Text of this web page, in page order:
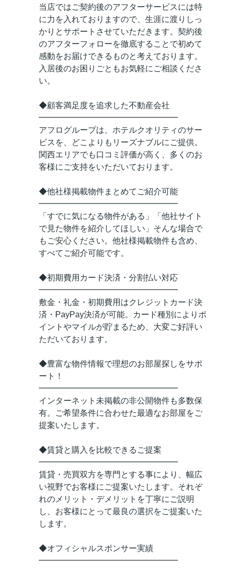
当店ではご契約後のアフターサービスには特
に力を入れておりますので、生涯に渡りしっ
かりとサポートさせていただきます。契約後
のアフターフォローを徹底することで初めて
感動をお届けできるものと考えております。
入居後のお困りごともお気軽にご相談くださ
い。
◆顧客満足度を追求した不動産会社
━━━━━━━━━━━━━━━━━
アフログループは、ホテルクオリティのサー
ビスを、どこよりもリーズナブルにご提供。
関西エリアでも口コミ評価が高く、多くのお
客様にご支持をいただいております。
◆他社様掲載物件まとめてご紹介可能
━━━━━━━━━━━━━━━━━
「すでに気になる物件がある」「他社サイト
で見た物件を紹介してほしい」そんな場合で
もご安心ください。他社様掲載物件も含め、
すべてご紹介可能です。
◆初期費用カード決済・分割払い対応
━━━━━━━━━━━━━━━━━
敷金・礼金・初期費用はクレジットカード決
済・PayPay決済が可能。カード種別によりポ
イントやマイルが貯まるため、大変ご好評い
ただいております。
◆豊富な物件情報で理想のお部屋探しをサポ
ート！
━━━━━━━━━━━━━━━━━
インターネット未掲載の非公開物件も多数保
有。ご希望条件に合わせた最適なお部屋をご
提案いたします。
◆賃貸と購入を比較できるご提案
━━━━━━━━━━━━━━━━━
賃貸・売買双方を専門とする事により、幅広
い視野でお客様にご提案いたします。それぞ
れのメリット・デメリットを丁寧にご説明
し、お客様にとって最良の選択をご提案いた
します。
◆オフィシャルスポンサー実績
━━━━━━━━━━━━━━━━━